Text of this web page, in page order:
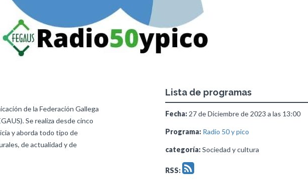
de la Federación Gallega
Se realiza desde cinco
y aborda todo tipo de
de actualidad y de
Lista de programas
Fecha:27 de Diciembre de 2023 a las 13:00
Programa: Radio 50 y pico
categoría:Sociedad y cultura
RSS: